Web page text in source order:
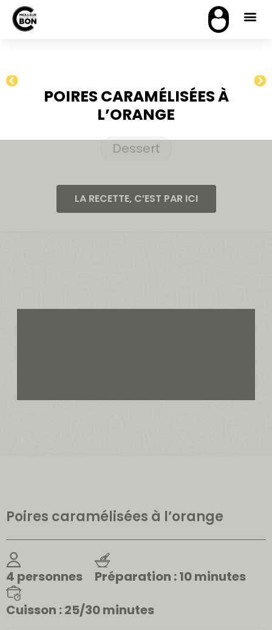
POIRES CARAMÉLISÉES À
L’ORANGE
Dessert
LA RECETTE, C’EST PAR ICI
Poires caramélisées à l’orange
4 personnes
Préparation : 10 minutes
Cuisson : 25/30 minutes